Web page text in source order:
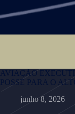
AVIAÇÃO
POSSE PARA O
junho 8, 2026